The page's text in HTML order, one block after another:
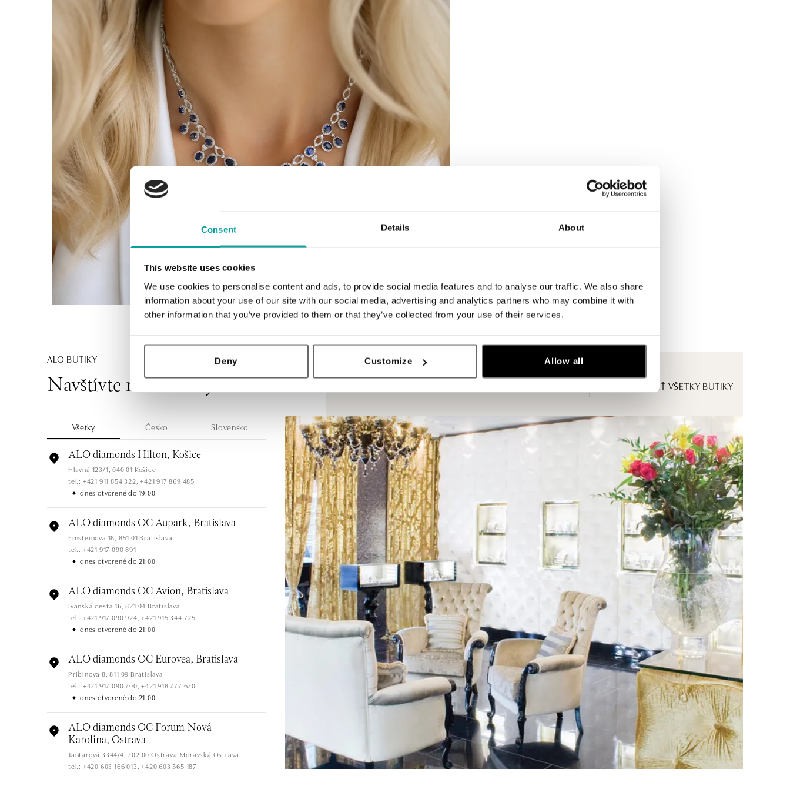
Consent Details About
This website uses cookies
We use cookies to personalise content and ads, to provide social media features and to analyse our traffic. We also share
information about your use of our site with our social media, advertising and analytics partners who may combine it with
other information that you’ve provided to them or that they’ve collected from your use of their services.
Deny Customize Allow all
ALO BUTIKY
Navštívte naše butiky ZOBRAZIŤ VŠETKY BUTIKY
Všetky Česko Slovensko
ALO diamonds Hilton, Košice
Hlavná 123/1, 040 01 Košice
tel.: +421 911 854 322, +421 917 869 485
dnes otvorené do 19:00
ALO diamonds OC Aupark, Bratislava
Einsteinova 18, 851 01 Bratislava
tel.: +421 917 090 891
dnes otvorené do 21:00
ALO diamonds OC Avion, Bratislava
Ivanská cesta 16, 821 04 Bratislava
tel.: +421 917 090 924, +421 915 344 725
dnes otvorené do 21:00
ALO diamonds OC Eurovea, Bratislava
Pribinova 8, 811 09 Bratislava
tel.: +421 917 090 700, +421 918 777 670
dnes otvorené do 21:00
ALO diamonds OC Forum Nová
Karolina, Ostrava
Jantarová 3344/4, 702 00 Ostrava-Moravská Ostrava
tel.: +420 603 166 013, +420 603 565 187